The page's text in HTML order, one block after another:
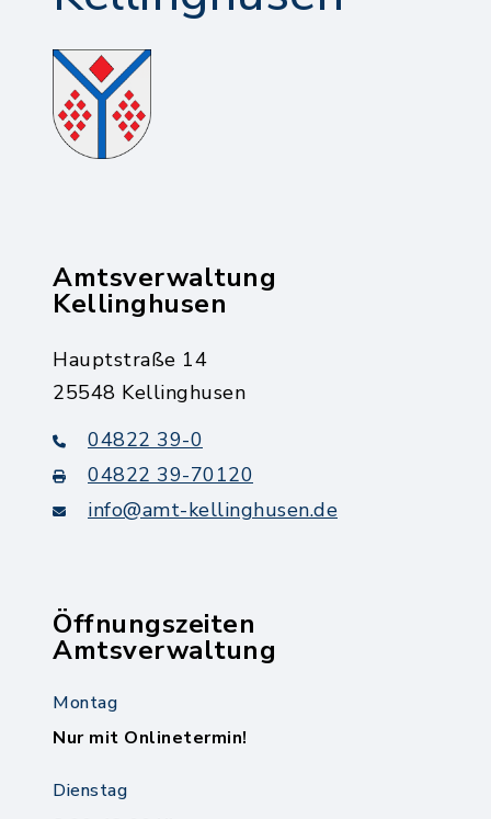
Amtsverwaltung
Kellinghusen
Hauptstraße 14
25548 Kellinghusen
04822 39-0
04822 39-70120
info@amt-kellinghusen.de
Öffnungszeiten
Amtsverwaltung
Montag
Nur mit Onlinetermin!
Dienstag